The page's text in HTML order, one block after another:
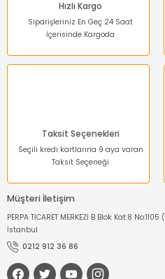
Hızlı Kargo
Siparişleriniz En Geç 24 Saat
İçerisinde Kargoda
Taksit Seçenekleri
Seçili kredi kartlarına 9 aya varan
Taksit Seçeneği
Müşteri İletişim
PERPA TİCARET MERKEZİ B Blok Kat:8
İstanbul
0212 912 36 86